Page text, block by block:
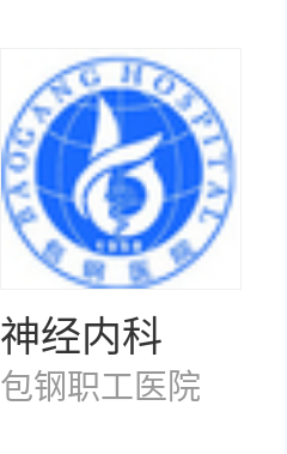
神经内科
包钢职工医院